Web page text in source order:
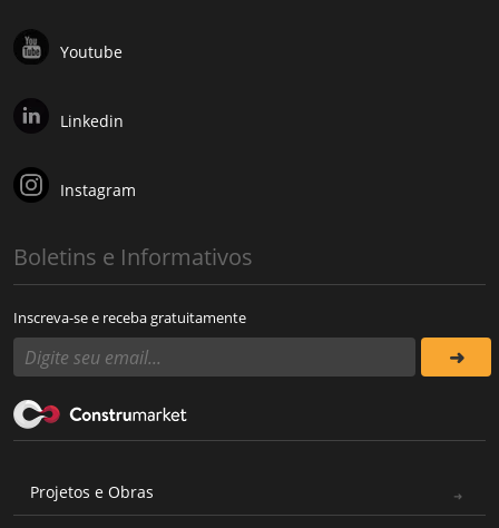
Youtube
Linkedin
Instagram
Boletins e Informativos
Inscreva-se e receba gratuitamente
Projetos e Obras